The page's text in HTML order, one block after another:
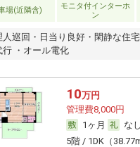
場(近隣含)
モニタ付インターホ
ン
人巡回・日当り良好・閑静な住
行 ・オール電化
10万円
管理費8,000円
1ヶ月
なし
5階 / 1DK（